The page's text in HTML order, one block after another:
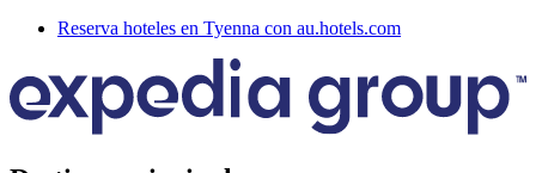
Reserva hoteles en Tyenna con au.hotels.com